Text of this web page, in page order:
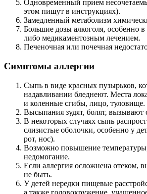
Одновременный прием
этом пишут в инструкциях).
Замедленный метаболизм
Большие дозы алкоголя, особенно
либо медикаментозным лечением.
Печеночная или почечная
Симптомы аллергии
Сыпь в виде красных пузырьков,
надавливании бледнеют. Места
и коленные сгибы, лицо, туловище.
Высыпания зудят, болят,
В некоторых случаях сыпь
слизистые оболочки, особенно у
рот, нос).
Возможно повышение
недомогание.
Если аллергия осложнена отеком,
не быть.
У детей нередки пищевые
а также головокружение,